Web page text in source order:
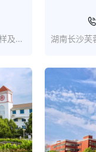
湖南长沙市恒雅高级中学排名怎么样及收费标准_复读招生网